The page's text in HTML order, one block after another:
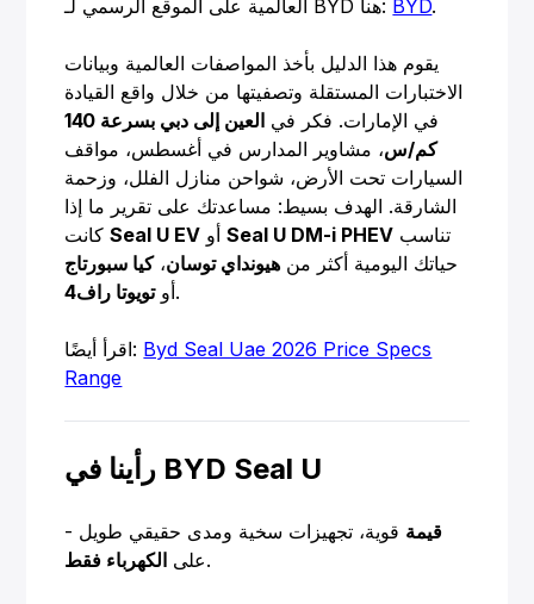
العالمية على الموقع الرسمي لـ BYD هنا: BYD.
يقوم هذا الدليل بأخذ المواصفات العالمية وبيانات
الاختبارات المستقلة وتصفيتها من خلال واقع القيادة
في الإمارات. فكر في
العين إلى دبي بسرعة 140
كم/س، مشاوير المدارس في أغسطس، مواقف
السيارات تحت الأرض، شواحن منازل الفلل، وزحمة
الشارقة. الهدف بسيط: مساعدتك على تقرير ما إذا
كانتSeal U EV أوSeal U DM-i PHEV
حياتك اليومية أكثر من هيونداي توسان،كيا سبورتاج
أوتويوتا راف4 .
اقرأ أيضًا: Byd Seal Uae 2026 Price Specs
Range
رأينا في BYD Seal U
- قيمة قوية، تجهيزات سخية ومدى حقيقي طويل
على الكهرباء فقط .